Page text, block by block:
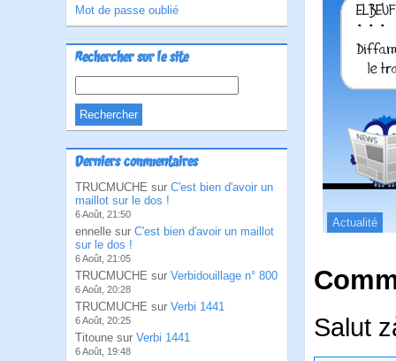
Mot de passe oublié
Rechercher sur le site
Derniers commentaires
TRUCMUCHE sur C'est bien d'avoir un
maillot sur le dos !
6 Août, 21:50
ennelle sur C'est bien d'avoir un maillot
sur le dos !
6 Août, 21:05
TRUCMUCHE sur Verbidouillage n° 800
6 Août, 20:28
TRUCMUCHE sur Verbi 1441
6 Août, 20:25
Titoune sur Verbi 1441
6 Août, 19:48
Actualité
Salut